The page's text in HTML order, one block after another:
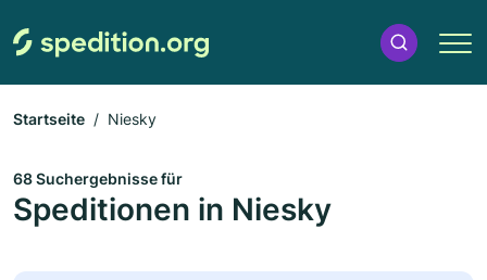
Startseite Niesky
68 Suchergebnisse für
Speditionen in Niesky